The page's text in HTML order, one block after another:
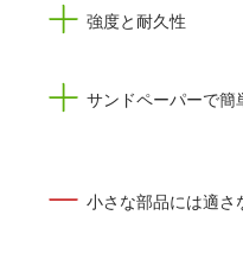
強度と耐久性
サンドペーパーで簡
小さな部品には適さ